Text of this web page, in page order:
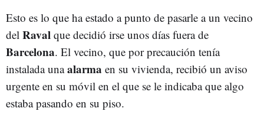
Esto es lo que ha estado a punto de pasarle a un vecino
del Raval que decidió irse unos días fuera de
Barcelona. El vecino, que por precaución tenía
instalada unaalarma en su vivienda, recibió un aviso
urgente en su móvil en el que se le indicaba que algo
estaba pasando en su piso.